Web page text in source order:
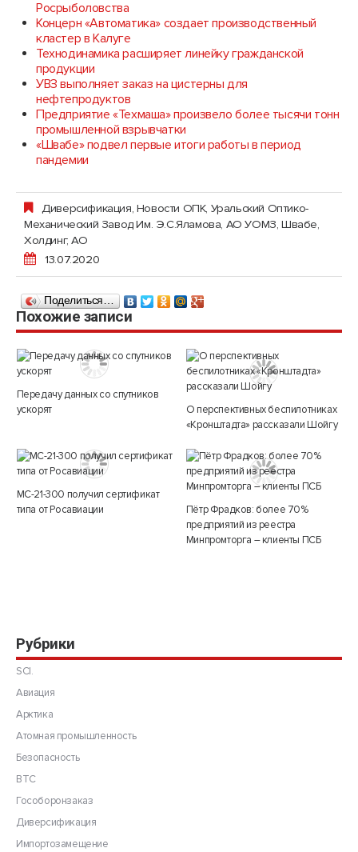
Росрыболовства
Концерн «Автоматика» создает производственный
кластер в Калуге
Технодинамика расширяет линейку гражданской
продукции
УВЗ выполняет заказ на цистерны для
нефтепродуктов
Предприятие «Техмаша» произвело более тысячи тонн
промышленной взрывчатки
«Швабе» подвел первые итоги работы в период
пандемии
Диверсификация, Новости ОПК, Уральский Оптико-
Механический Завод Им. Э.С.Яламова, АО УОМЗ,Швабе,
Холдинг, АО
13.07.2020
Поделиться…
Похожие записи
Передачу данных со спутников
ускорят
О перспективных беспилотниках
«Кронштадта» рассказали Шойгу
МС-21-300 получил сертификат
типа от Росавиации
Пётр Фрадков: более 70%
предприятий из реестра
Минпромторга – клиенты ПСБ
Рубрики
SCI.
Авиация
Арктика
Атомная промышленность
Безопасность
ВТС
Гособоронзаказ
Диверсификация
Импортозамещение